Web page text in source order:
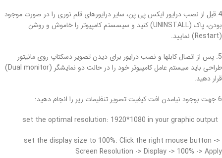
4.قبل از نصب درایور ایکس پی پن، سایر درایورهای قلم نوری را در صورت موجود
بودن، پاک (UNINSTALL) کنید و سیسستم کامپیوتر را خاموش و روشن
(Restart) نمایید.
5. پس از اتصال کابلها و نصب درایور برای دیدن تصویر دسکتاپ روی مانیتور
طراحی باید سیستم عامل کامپیوتر خود را در حالت دو نمایشگر (Dual monitor)
قرار دهید.
6.جهت بوجود نیامدن افت کیفیت تصویر تنظیمات زیر را انجام دهید:
1920*1080 in your graphic output
100%: Click the right mouse button ->
Screen Resolution -> Display -> 100% -> Apply